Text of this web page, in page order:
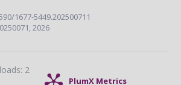
1677-5449.202500711
2026
PlumX Metrics
2